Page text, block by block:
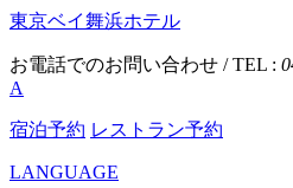
東京ベイ舞浜ホテル
お電話でのお問い合わせ / TEL :
A
宿泊予約 レストラン予約
LANGUAGE